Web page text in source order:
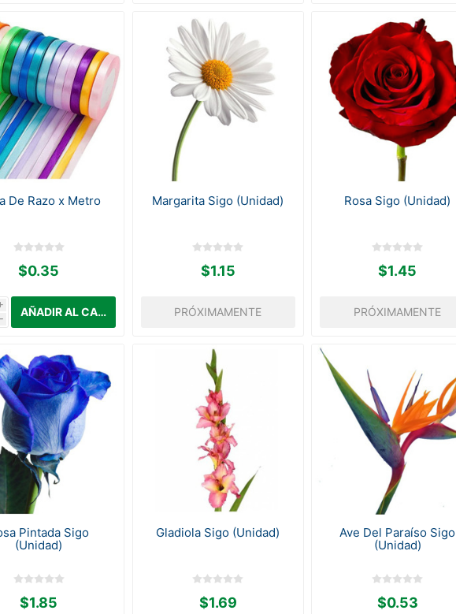
De Razo x Metro
$0.35
Margarita Sigo (Unidad)
$1.15
PRÓXIMAMENTE
Rosa Sigo (Unidad)
$1.45
PRÓXIMAMENTE
Pintada Sigo
(Unidad)
$1.85
Gladiola Sigo (Unidad)
$1.69
Ave Del Paraíso Sigo
(Unidad)
$0.53